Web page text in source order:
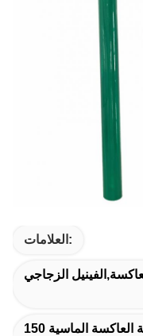
العلامات:
الزجاجي